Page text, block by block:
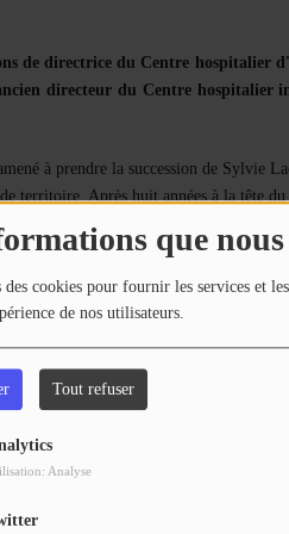
que
cookies pour fournir les services et
de nos utilisateurs.
Tout refuser
Analyse
de directrice du Centre hospitalier
directeur du Centre hospitalier
à prendre la succession de Sylvie
Après huit années à la tête du
à la retraite.
a été désigné pour lui succéder.
à l’École des hautes études en santé
Nommé en 2012 directeur des
directeur du Centre hospitalier
dans l'Aveyron, il s'apprête à
un sacré défi qui l’attend : le projet de
juin, en attendant l'intérim sera assuré